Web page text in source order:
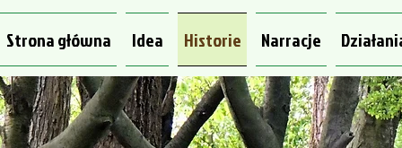
Strona główna Idea Historie Narracje